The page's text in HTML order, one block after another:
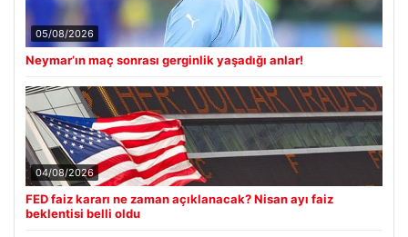
05/08/2026
Neymar’ın maç sonrası gerginlik yaşadığı anlar!
04/08/2026
FED faiz kararı ne zaman açıklanacak? Nisan ayı faiz
beklentisi belli oldu